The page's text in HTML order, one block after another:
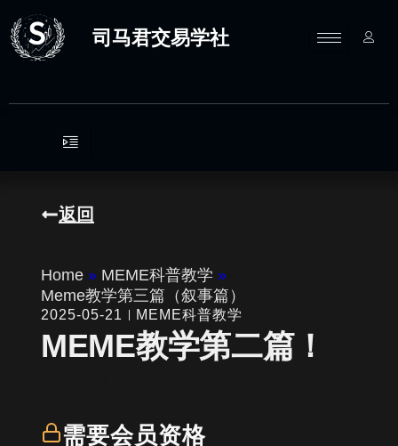
至
内
司马君交易学社
返回
Home » MEME科普教学 »
Meme教学第三篇（叙事篇）
2025-05-21 MEME科普教学
MEME教学第二篇！
需要会员资格